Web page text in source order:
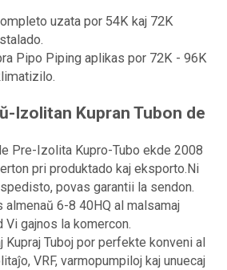
uzata por 54K kaj 72K
Pipo Piping aplikas por 72K - 96K
Izolitan Kupran Tubon de
Pre-Izolita Kupro-Tubo ekde 2008
pri produktado kaj eksporto.Ni
povas garantii la sendon.
almenaŭ 6-8 40HQ al malsamaj
Vi gajnos la komercon.
Tuboj por perfekte konveni al
VRF, varmopumpiloj kaj unuecaj